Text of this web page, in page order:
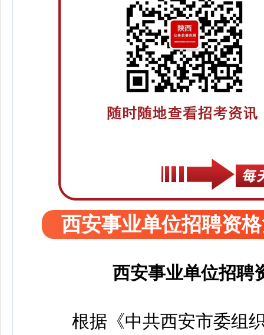
西安事业单位招聘资
西安事业单位招聘
根据《中共西安市委组织